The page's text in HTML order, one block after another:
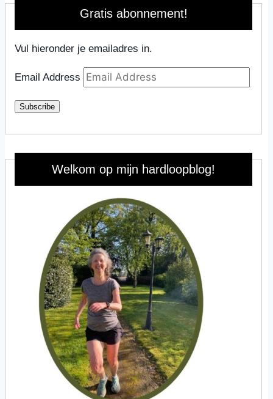
Gratis abonnement!
Vul hieronder je emailadres in.
Email Address
Subscribe
Welkom op mijn hardloopblog!